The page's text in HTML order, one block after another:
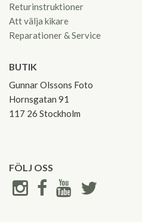
Returinstruktioner
Att välja kikare
Reparationer & Service
BUTIK
Gunnar Olssons Foto
Hornsgatan 91
117 26 Stockholm
FÖLJ OSS